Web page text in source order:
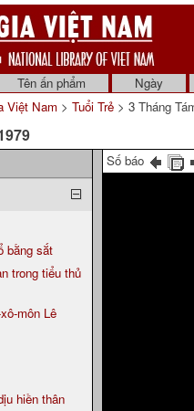
Tên ấn phẩm
Ngày
Việt Nam > Tuổi Trẻ > 3 Tháng
bằng sắt
trong tiểu thủ
môn Lê
hiền thân
Số báo